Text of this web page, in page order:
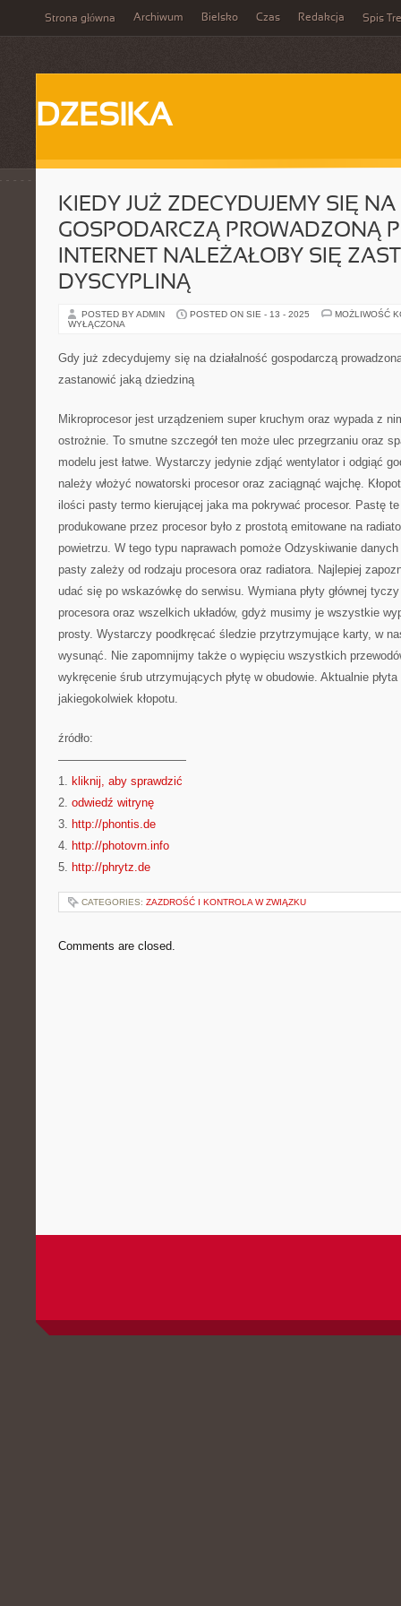
Strona główna Archiwum Bielsko Czas Redakcja Spis
DZESIKA
KIEDY JUŻ ZDECYDUJEMY SIĘ
GOSPODARCZĄ PROWADZONĄ
INTERNET NALEŻAŁOBY SIĘ
DYSCYPLINĄ
POSTED BY ADMIN POSTED ON SIE - 13 - 2025
MOŻLIWOŚĆ
WYŁĄCZONA
Gdy już zdecydujemy się na działalność gospodarczą
zastanowić jaką dziedziną
Mikroprocesor jest urządzeniem super kruchym oraz wypada z
ostrożnie. To smutne szczegół ten może ulec przegrzaniu oraz
modelu jest łatwe. Wystarczy jedynie zdjąć wentylator i odgiąć
należy włożyć nowatorski procesor oraz zaciągnąć wajchę.
ilości pasty termo kierującej jaka ma pokrywać procesor. Pastę
produkowane przez procesor było z prostotą emitowane na
powietrzu. W tego typu naprawach pomoże Odzyskiwanie
pasty zależy od rodzaju procesora oraz radiatora. Najlepiej
udać się po wskazówkę do serwisu. Wymiana płyty głównej
procesora oraz wszelkich układów, gdyż musimy je wszystkie
prosty. Wystarczy poodkręcać śledzie przytrzymujące karty, w
wysunąć. Nie zapomnijmy także o wypięciu wszystkich
wykręcenie śrub utrzymujących płytę w obudowie. Aktualnie
jakiegokolwiek kłopotu.
źródło:
———————————
1. kliknij, aby sprawdzić
2. odwiedź witrynę
3. http://phontis.de
4. http://photovrn.info
5. http://phrytz.de
CATEGORIES: ZAZDROŚĆ I KONTROLA W ZWIĄZKU
Comments are closed.